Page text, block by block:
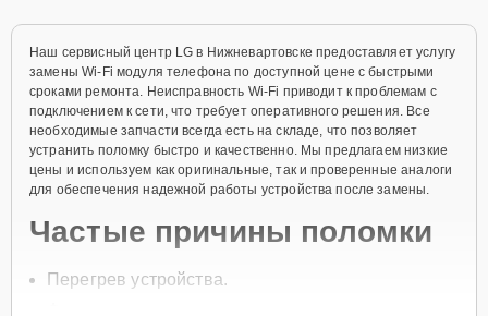
Наш сервисный центр LG в Нижневартовске предоставляет услугу
замены Wi-Fi модуля телефона по доступной цене с быстрыми
сроками ремонта. Неисправность Wi-Fi приводит к проблемам с
подключением к сети, что требует оперативного решения. Все
необходимые запчасти всегда есть на складе, что позволяет
устранить поломку быстро и качественно. Мы предлагаем низкие
цены и используем как оригинальные, так и проверенные аналоги
для обеспечения надежной работы устройства после замены.
Частые причины поломки
Перегрев устройства.